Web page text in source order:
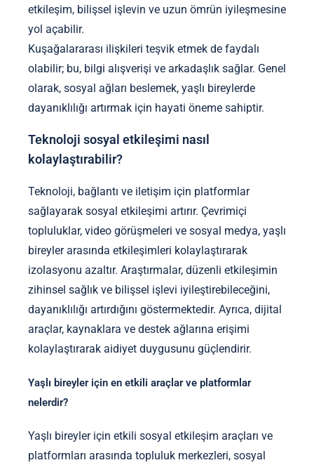
etkileşim, bilişsel işlevin ve uzun ömrün iyileşmesine
yol açabilir.
Kuşağalararası ilişkileri teşvik etmek de faydalı
olabilir; bu, bilgi alışverişi ve arkadaşlık sağlar. Genel
olarak, sosyal ağları beslemek, yaşlı bireylerde
dayanıklılığı artırmak için hayati öneme sahiptir.
Teknoloji sosyal etkileşimi nasıl
kolaylaştırabilir?
Teknoloji, bağlantı ve iletişim için platformlar
sağlayarak sosyal etkileşimi artırır. Çevrimiçi
topluluklar, video görüşmeleri ve sosyal medya, yaşlı
bireyler arasında etkileşimleri kolaylaştırarak
izolasyonu azaltır. Araştırmalar, düzenli etkileşimin
zihinsel sağlık ve bilişsel işlevi iyileştirebileceğini,
dayanıklılığı artırdığını göstermektedir. Ayrıca, dijital
araçlar, kaynaklara ve destek ağlarına erişimi
kolaylaştırarak aidiyet duygusunu güçlendirir.
Yaşlı bireyler için en etkili araçlar ve platformlar
nelerdir?
Yaşlı bireyler için etkili sosyal etkileşim araçları ve
platformları arasında topluluk merkezleri, sosyal